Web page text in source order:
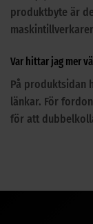
produktbyte är
Var hittar jag mer
På produktsidan
länkar. För
för att